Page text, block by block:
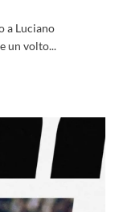
a Luciano
un volto...